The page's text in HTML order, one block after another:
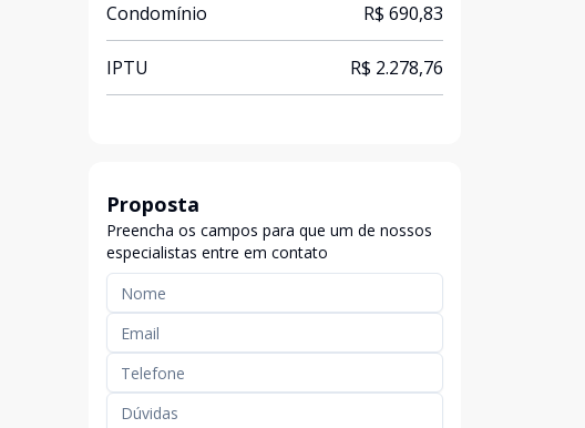
Condomínio R$ 690,83
IPTU R$ 2.278,76
Proposta
Preencha os campos para que um de nossos
especialistas entre em contato